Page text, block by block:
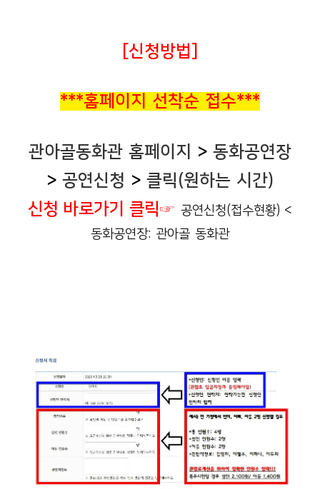
[신청방법]
***홈페이지 선착순 접수***
관아골동화관 홈페이지 > 동화공연장
> 공연신청 > 클릭(원하는 시간)
신청 바로가기 클릭☞ 공연신청(접수현황) <
동화공연장: 관아골 동화관